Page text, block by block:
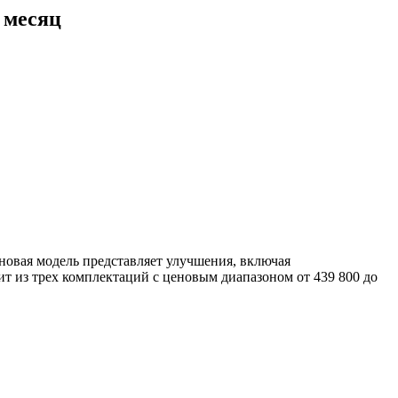
модель представляет улучшения, включая
трех комплектаций с ценовым диапазоном от 439 800 до